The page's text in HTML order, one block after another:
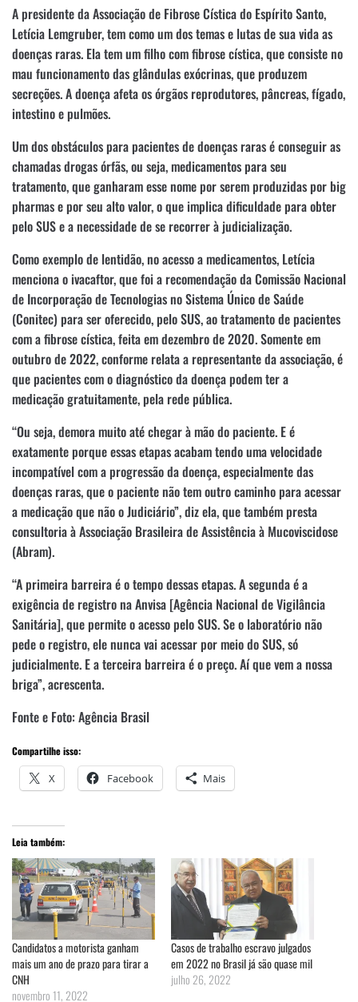
A presidente da Associação de Fibrose Cística do Espírito Santo,
Letícia Lemgruber, tem como um dos temas e lutas de sua vida as
doenças raras. Ela tem um filho com fibrose cística, que consiste no
mau funcionamento das glândulas exócrinas, que produzem
secreções. A doença afeta os órgãos reprodutores, pâncreas, fígado,
intestino e pulmões.
Um dos obstáculos para pacientes de doenças raras é conseguir as
chamadas drogas órfãs, ou seja, medicamentos para seu
tratamento, que ganharam esse nome por serem produzidas por big
pharmas e por seu alto valor, o que implica dificuldade para obter
pelo SUS e a necessidade de se recorrer à judicialização.
Como exemplo de lentidão, no acesso a medicamentos, Letícia
menciona o ivacaftor, que foi a recomendação da Comissão Nacional
de Incorporação de Tecnologias no Sistema Único de Saúde
(Conitec) para ser oferecido, pelo SUS, ao tratamento de pacientes
com a fibrose cística, feita em dezembro de 2020. Somente em
outubro de 2022, conforme relata a representante da associação, é
que pacientes com o diagnóstico da doença podem ter a
medicação gratuitamente, pela rede pública.
“Ou seja, demora muito até chegar à mão do paciente. E é
exatamente porque essas etapas acabam tendo uma velocidade
incompatível com a progressão da doença, especialmente das
doenças raras, que o paciente não tem outro caminho para acessar
a medicação que não o Judiciário”, diz ela, que também presta
consultoria à Associação Brasileira de Assistência à Mucoviscidose
(Abram).
“A primeira barreira é o tempo dessas etapas. A segunda é a
exigência de registro na Anvisa [Agência Nacional de Vigilância
Sanitária], que permite o acesso pelo SUS. Se o laboratório não
pede o registro, ele nunca vai acessar por meio do SUS, só
judicialmente. E a terceira barreira é o preço. Aí que vem a nossa
briga”, acrescenta.
Fonte e Foto: Agência Brasil
Compartilhe isso:
X Facebook Mais
Leia também:
Candidatos a motorista ganham
mais um ano de prazo para tirar a
CNH
novembro 11, 2022
Casos de trabalho escravo julgados
em 2022 no Brasil já são quase mil
julho 26, 2022